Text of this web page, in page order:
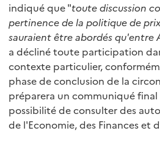
indiqué que "toute discussion
pertinence de la politique de
sauraient être abordés qu'entre
a décliné toute participation
contexte particulier,
phase de conclusion de la
préparera un communiqué final
possibilité de consulter des
de l'Economie, des Finances et